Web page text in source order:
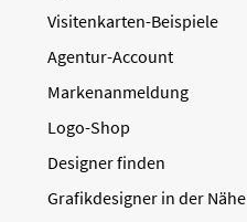
Visitenkarten-Beispiele
Agentur-Account
Markenanmeldung
Logo-Shop
Designer finden
Grafikdesigner in der Nähe